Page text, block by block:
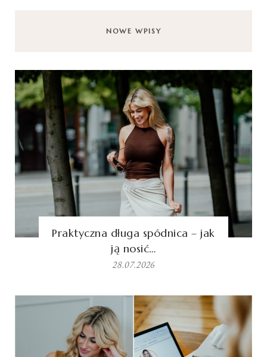
NOWE WPISY
Praktyczna długa spódnica – jak
ją nosić…
28.07.2026